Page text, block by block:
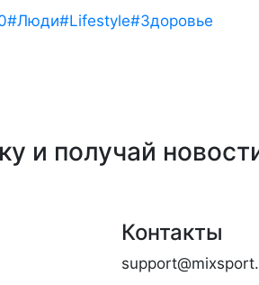
#Люди#Lifestyle#Здоровье
и получай
Контакты